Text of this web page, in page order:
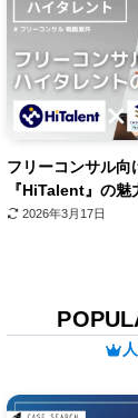
フリーコンサル向
『HiTalent』の
2026年3月17日